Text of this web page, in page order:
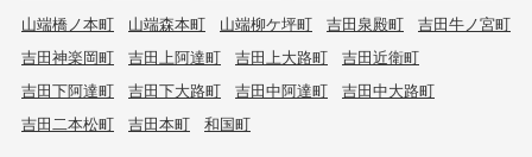
山端橋ノ本町
山端森本町 山端柳ケ坪町 吉田泉殿町
吉田牛ノ宮町
吉田神楽岡町
吉田上阿達町 吉田上大路町
吉田近衛町
吉田下阿達町
吉田下大路町 吉田中阿達町
吉田中大路町
吉田二本松町
吉田本町 和国町